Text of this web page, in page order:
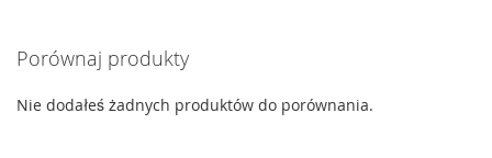
Porównaj produkty
Nie dodałeś żadnych produktów do porównania.